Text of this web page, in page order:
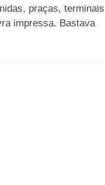
praças,
impressa. Bastava